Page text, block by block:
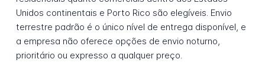
Unidos continentais e Porto Rico são elegíveis. Envio
terrestre padrão é o único nível de entrega disponível, e
a empresa não oferece opções de envio noturno,
prioritário ou expresso a qualquer preço.